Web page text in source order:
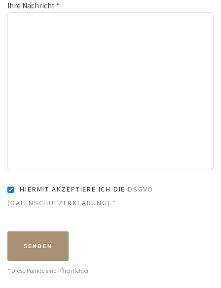
Ihre Nachricht *
HIERMIT AKZEPTIERE ICH DIE DSGVO
(DATENSCHUTZERKLÄRUNG) *
* Diese Punkte sind Pflichtfelder